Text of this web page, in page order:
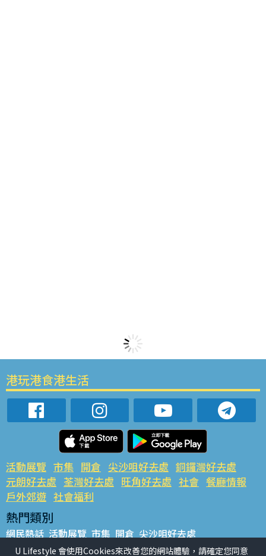
港玩港食港生活
活動展覽 市集 開倉 尖沙咀好去處 銅鑼灣好去處
元朗好去處 荃灣好去處 旺角好去處 社會 餐廳情報
戶外郊遊 社會福利
熱門類別
網民熱話 活動展覽 市集 開倉 尖沙咀好去處
銅鑼灣好去處 元朗好去處 荃灣好去處 旺角好去處 社會
U Lifestyle 會使用Cookies來改善您的網站體驗，請確定您同意